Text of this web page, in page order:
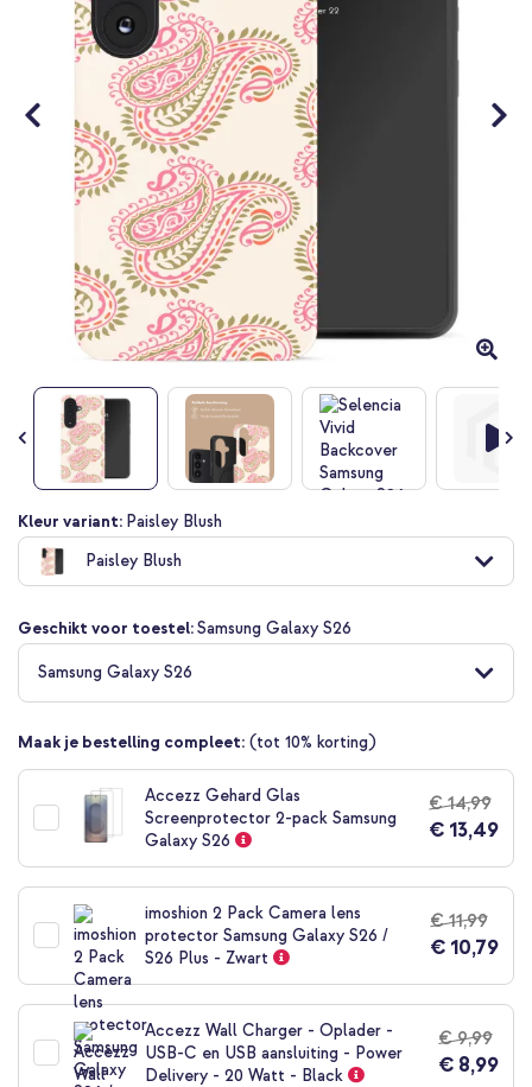
Ga
naar
begin
de
afbeeldingen-
gallerij
Kleur variant: Paisley Blush
Paisley Blush
Geschikt voor toestel:Samsung Galaxy S26
Samsung Galaxy S26
Maak je bestelling compleet: (tot 10% korting)
Accezz Gehard Glas
Screenprotector 2-pack Samsung
Galaxy S26
€ 14,99
€ 13,49
imoshion 2 Pack Camera lens
protector Samsung Galaxy S26 /
S26 Plus - Zwart
€ 11,99
€ 10,79
Accezz Wall Charger - Oplader -
USB-C en USB aansluiting - Power
Delivery - 20 Watt - Black
€ 9,99
€ 8,99